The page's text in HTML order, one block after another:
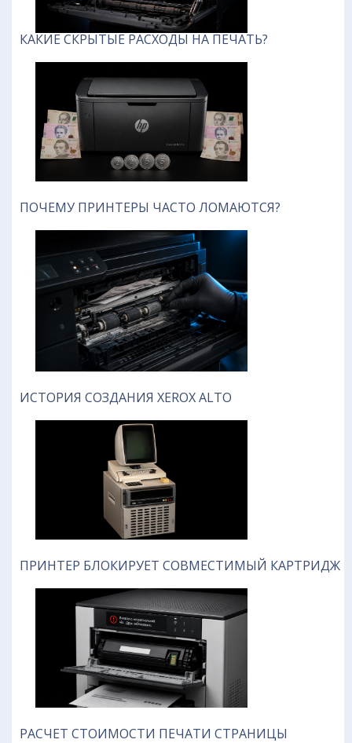
КАКИЕ СКРЫТЫЕ РАСХОДЫ НА ПЕЧАТЬ?
ПОЧЕМУ ПРИНТЕРЫ ЧАСТО ЛОМАЮТСЯ?
ИСТОРИЯ СОЗДАНИЯ XEROX ALTO
ПРИНТЕР БЛОКИРУЕТ СОВМЕСТИМЫЙ КАРТРИДЖ
РАСЧЕТ СТОИМОСТИ ПЕЧАТИ СТРАНИЦЫ